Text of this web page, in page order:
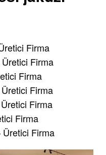
Firma
Üretici Firma
Firma
Firma
Firma
Firma
Üretici Firma